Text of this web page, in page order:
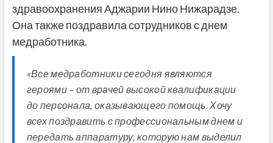
здравоохранения Аджарии Нино Нижарадзе.
Она также поздравила сотрудников с днем
медработника.
«Все медработники сегодня являются
героями – от врачей высокой квалификации
до персонала, оказывающего помощь. Хочу
всех поздравить с профессиональным днем и
передать аппаратуру, которую нам выделил